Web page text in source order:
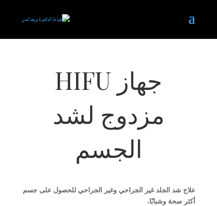
جهاز HIFU
مزدوج لشد
الجسم
علاج شد الجلد غير الجراحي وغير الجراحي للحصول على جسم
أكثر صحة وشبابًا.